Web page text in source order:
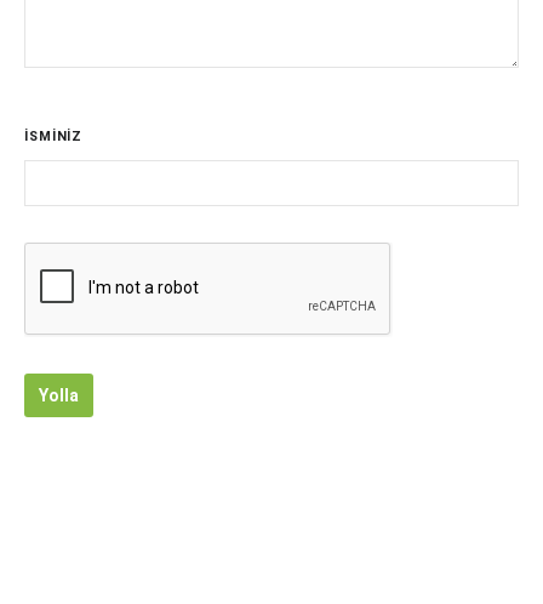
İSMİNİZ
Yolla